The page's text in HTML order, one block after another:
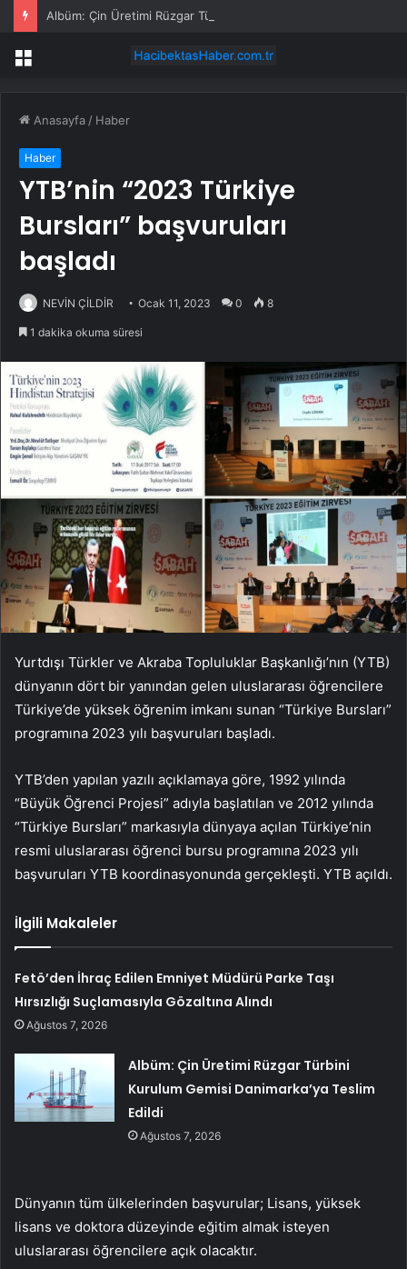
Menü
Anasayfa / Haber
Haber
YTB’nin “2023 Türkiye
Bursları” başvuruları
başladı
NEVİN ÇİLDİR Ocak 11, 2023 0 8
1 dakika okuma süresi
Yurtdışı Türkler ve Akraba Topluluklar Başkanlığı’nın (YTB)
dünyanın dört bir yanından gelen uluslararası öğrencilere
Türkiye’de yüksek öğrenim imkanı sunan “Türkiye Bursları”
programına 2023 yılı başvuruları başladı.
YTB’den yapılan yazılı açıklamaya göre, 1992 yılında
“Büyük Öğrenci Projesi” adıyla başlatılan ve 2012 yılında
“Türkiye Bursları” markasıyla dünyaya açılan Türkiye’nin
resmi uluslararası öğrenci bursu programına 2023 yılı
başvuruları YTB koordinasyonunda gerçekleşti. YTB ​​açıldı.
İlgili Makaleler
Fetö’den İhraç Edilen Emniyet Müdürü Parke Taşı
Hırsızlığı Suçlamasıyla Gözaltına Alındı
Ağustos 7, 2026
Albüm: Çin Üretimi Rüzgar Türbini
Kurulum Gemisi Danimarka’ya Teslim
Edildi
Ağustos 7, 2026
Dünyanın tüm ülkelerinden başvurular; Lisans, yüksek
lisans ve doktora düzeyinde eğitim almak isteyen
uluslararası öğrencilere açık olacaktır.